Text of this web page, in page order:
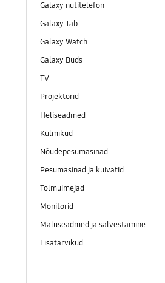
Galaxy nutitelefon
Galaxy Tab
Galaxy Watch
Galaxy Buds
TV
Projektorid
Heliseadmed
Külmikud
Nõudepesumasinad
Pesumasinad ja kuivatid
Tolmuimejad
Monitorid
Mäluseadmed ja salvestamine
Lisatarvikud